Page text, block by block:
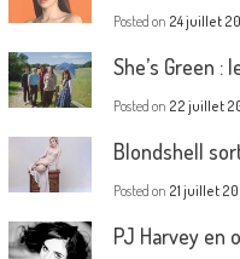
Posted on 24 juillet
She’s Green :
Posted on 22 juillet
Blondshell
Posted on 21 juillet
PJ Harvey en